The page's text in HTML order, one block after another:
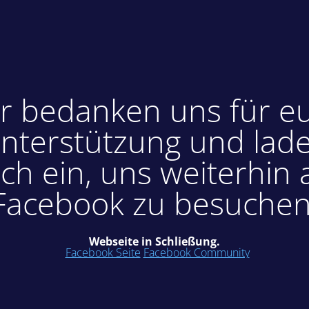
bedanken uns für
und
ein, uns weiterhin
zu
Webseite in Schließung.
Facebook Seite Facebook Community